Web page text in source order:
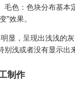
毛色：色块分布基本
”效果。
显，呈现出浅浅的
别浅或者没有显示出
制作